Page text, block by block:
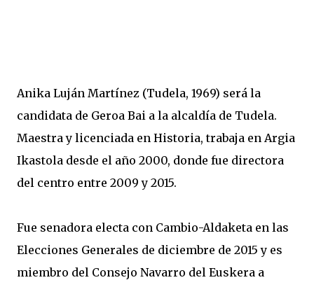
Anika Luján Martínez (Tudela, 1969) será la
candidata de Geroa Bai a la alcaldía de Tudela.
Maestra y licenciada en Historia, trabaja en Argia
Ikastola desde el año 2000, donde fue directora
del centro entre 2009 y 2015.
Fue senadora electa con Cambio-Aldaketa en las
Elecciones Generales de diciembre de 2015 y es
miembro del Consejo Navarro del Euskera a